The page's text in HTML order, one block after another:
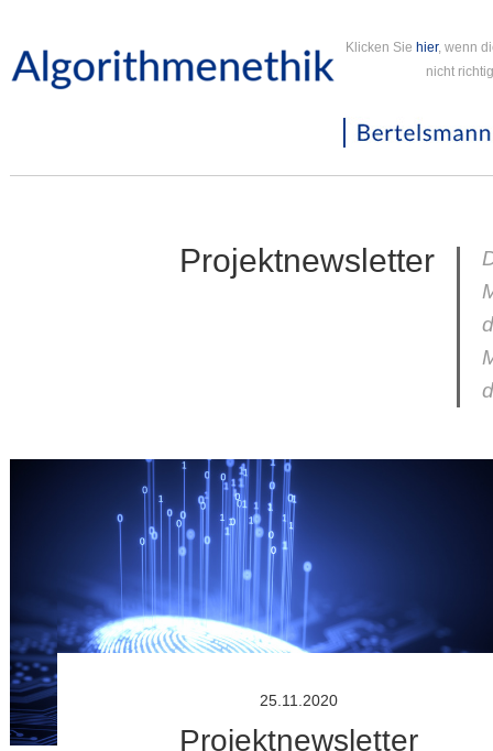
Klicken Sie hier, wenn
nicht
Projektnewsletter
25.11.2020
Projektnewsletter